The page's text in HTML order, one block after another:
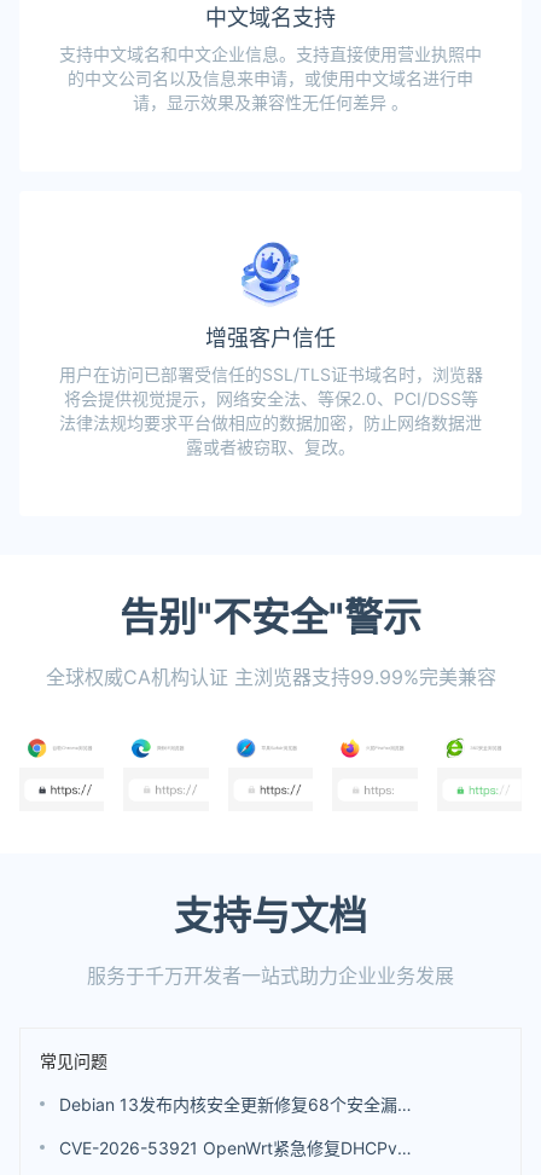
中文域名支持
支持中文域名和中文企业信息。支持直接使用营业执照中
的中文公司名以及信息来申请，或使用中文域名进行申
请，显示效果及兼容性无任何差异 。
增强客户信任
用户在访问已部署受信任的SSL/TLS证书域名时，浏览器
将会提供视觉提示，网络安全法、等保2.0、PCI/DSS等
法律法规均要求平台做相应的数据加密，防止网络数据泄
露或者被窃取、复改。
告别"不安全"警示
全球权威CA机构认证 主浏览器支持99.99%完美兼容
支持与文档
服务于千万开发者一站式助力企业业务发展
常见问题
Debian 13发布内核安全更新修复68个安全漏洞 包括4个评分高达9.8分的漏洞
CVE-2026-53921 OpenWrt紧急修复DHCPv6漏洞